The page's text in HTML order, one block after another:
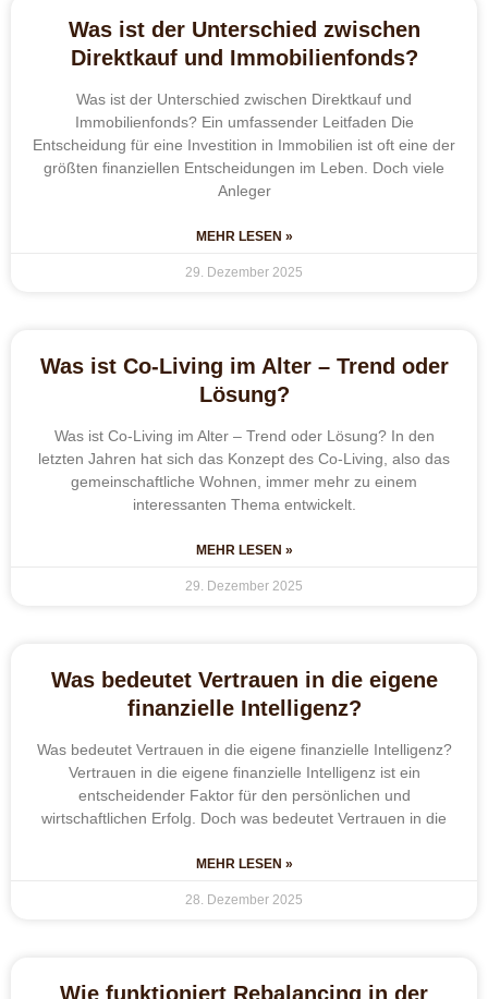
Was ist der Unterschied zwischen
Direktkauf und Immobilienfonds?
Was ist der Unterschied zwischen Direktkauf und
Immobilienfonds? Ein umfassender Leitfaden Die
Entscheidung für eine Investition in Immobilien ist oft eine der
größten finanziellen Entscheidungen im Leben. Doch viele
Anleger
MEHR LESEN »
29. Dezember 2025
Was ist Co-Living im Alter – Trend oder
Lösung?
Was ist Co-Living im Alter – Trend oder Lösung? In den
letzten Jahren hat sich das Konzept des Co-Living, also das
gemeinschaftliche Wohnen, immer mehr zu einem
interessanten Thema entwickelt.
MEHR LESEN »
29. Dezember 2025
Was bedeutet Vertrauen in die eigene
finanzielle Intelligenz?
Was bedeutet Vertrauen in die eigene finanzielle Intelligenz?
Vertrauen in die eigene finanzielle Intelligenz ist ein
entscheidender Faktor für den persönlichen und
wirtschaftlichen Erfolg. Doch was bedeutet Vertrauen in die
MEHR LESEN »
28. Dezember 2025
Wie funktioniert Rebalancing in der